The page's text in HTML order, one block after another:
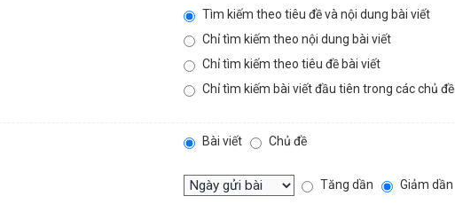
Tìm kiếm theo tiêu đề và nội dung bài viết
Chỉ tìm kiếm theo nội dung bài viết
Chỉ tìm kiếm theo tiêu đề bài viết
Chỉ tìm kiếm bài viết đầu tiên trong các chủ đề
Bài viết Chủ đề
Tăng dần Giảm dần